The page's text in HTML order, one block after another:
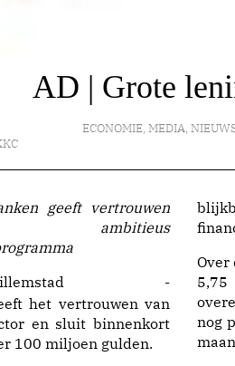
AD | Grote
ECONOMIE,MEDIA,
-
het vertrouwen van
en sluit binnenkort
100 miljoen gulden.
Over
nog